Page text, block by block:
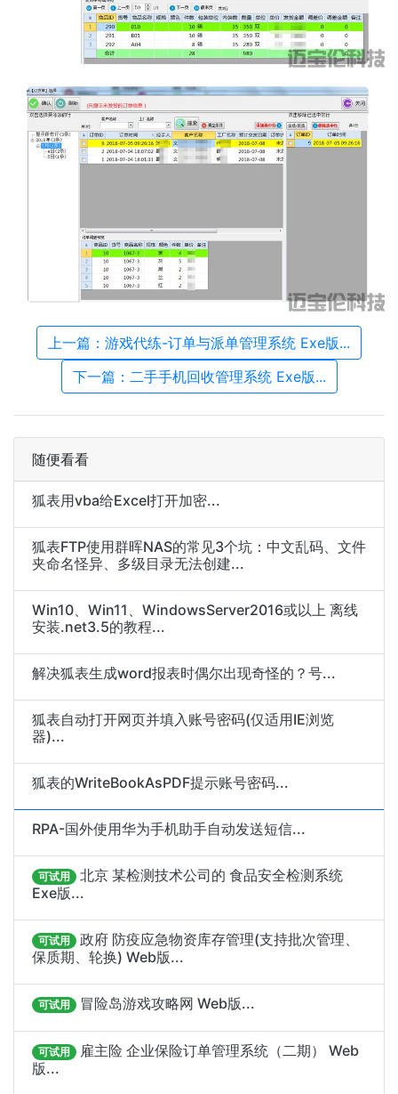
上一篇：游戏代练-订单与派单管理系统 Exe版...
下一篇：二手手机回收管理系统 Exe版...
随便看看
狐表用vba给Excel打开加密...
狐表FTP使用群晖NAS的常见3个坑：中文乱码、文件
夹命名怪异、多级目录无法创建...
Win10、Win11、WindowsServer2016或以上 离线
安装.net3.5的教程...
解决狐表生成word报表时偶尔出现奇怪的？号...
狐表自动打开网页并填入账号密码(仅适用IE浏览
器)...
狐表的WriteBookAsPDF提示账号密码...
RPA-国外使用华为手机助手自动发送短信...
可试用
北京 某检测技术公司的 食品安全检测系统
Exe版...
可试用
政府 防疫应急物资库存管理(支持批次管理、
保质期、轮换) Web版...
可试用 冒险岛游戏攻略网 Web版...
可试用
雇主险 企业保险订单管理系统（二期） Web
版...